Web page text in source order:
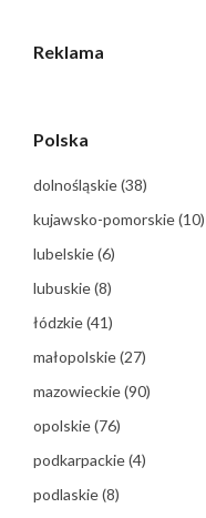
Reklama
Polska
dolnośląskie(38)
kujawsko-pomorskie(10)
lubelskie(6)
lubuskie(8)
łódzkie(41)
małopolskie(27)
mazowieckie(90)
opolskie(76)
podkarpackie(4)
podlaskie(8)